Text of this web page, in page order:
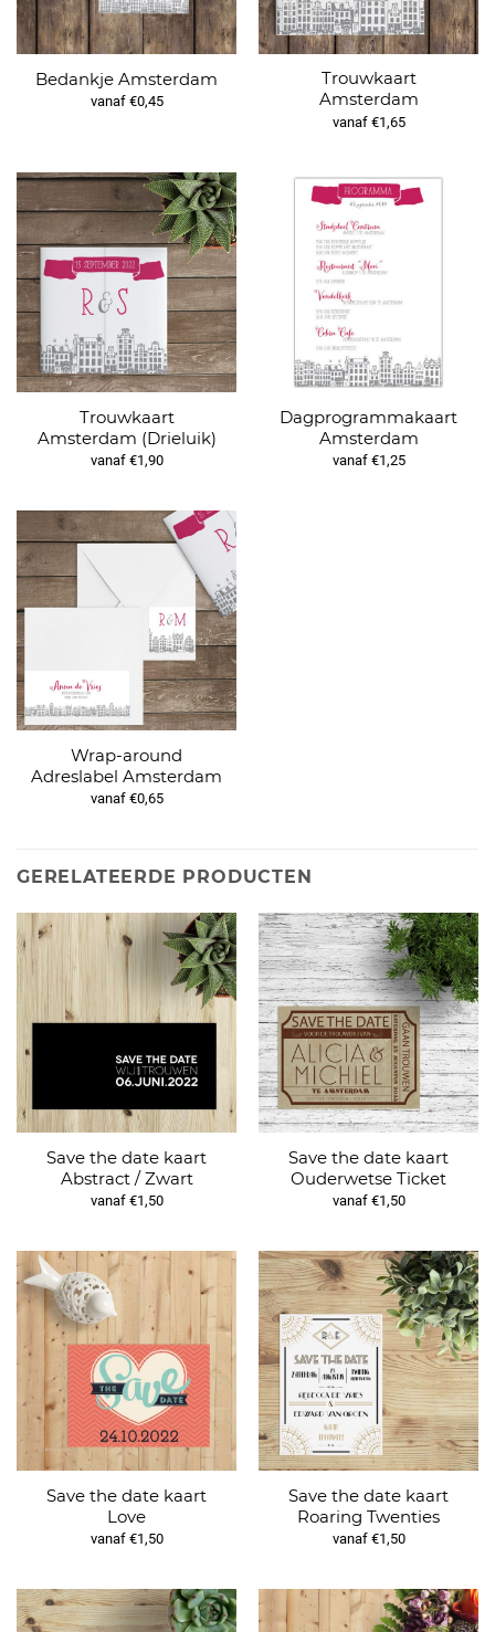
Bedankje Amsterdam
vanaf €0,45
Trouwkaart
Amsterdam
vanaf €1,65
Trouwkaart
Amsterdam (Drieluik)
vanaf €1,90
Dagprogrammakaart
Amsterdam
vanaf €1,25
Wrap-around
Adreslabel Amsterdam
vanaf €0,65
GERELATEERDE PRODUCTEN
Save the date kaart
Abstract / Zwart
vanaf €1,50
Save the date kaart
Ouderwetse Ticket
vanaf €1,50
Save the date kaart
Love
vanaf €1,50
Save the date kaart
Roaring Twenties
vanaf €1,50